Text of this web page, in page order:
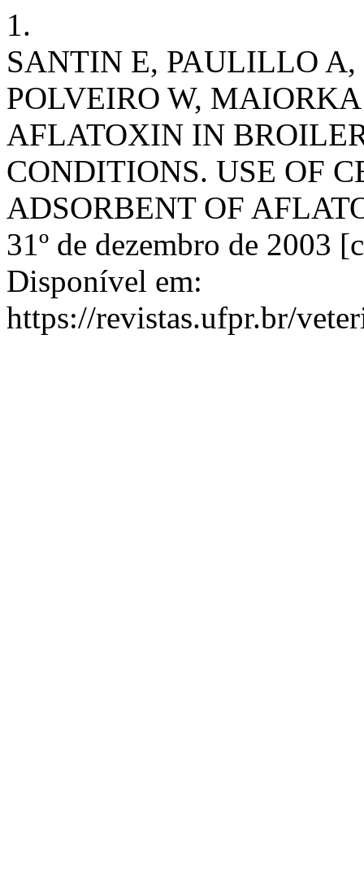
1.
SANTIN E, PAULILLO
POLVEIRO W,
AFLATOXIN IN
CONDITIONS. USE OF
ADSORBENT OF
31º de dezembro de 2003
Disponível em:
https://revistas.ufpr.br/